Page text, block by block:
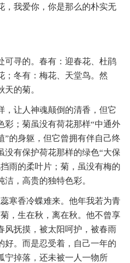
，我爱你，你是那么的朴实无
可寻的。春有：迎春花、杜鹃
；冬有：梅花、天堂鸟。然
的菊。
，让人神魂颠倒的清香，但它
彩；菊虽没有荷花那样“中通外
”的身躯，但它曾拥有伴自己终
没有保护荷花那样的绿色“大保
雨的柔叶片；菊，虽没有梅的
，高贵的独特色彩。
寒香冷蝶难来。他年我若为青
，生在秋，离在秋。他不曾享
风抚摸，被太阳呵护，被春雨
好。而是忍受着，自己一年的
宁掉落，还未被一人一物所